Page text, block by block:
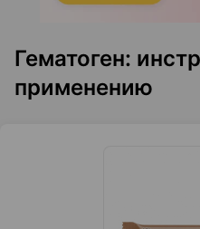
Гематоген:
применению